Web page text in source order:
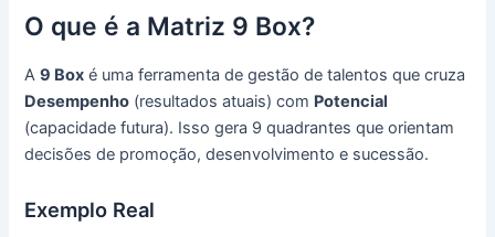
O que é a Matriz 9 Box?
A9 Box é uma ferramenta de gestão de talentos que cruza
Desempenho (resultados atuais) com Potencial
(capacidade futura). Isso gera 9 quadrantes que orientam
decisões de promoção, desenvolvimento e sucessão.
Exemplo Real